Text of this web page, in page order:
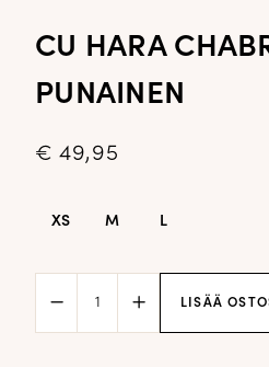
CU HARA
PUNAINEN
€ 49,95
XS M L
Hara
Chabrina
LISÄÄ